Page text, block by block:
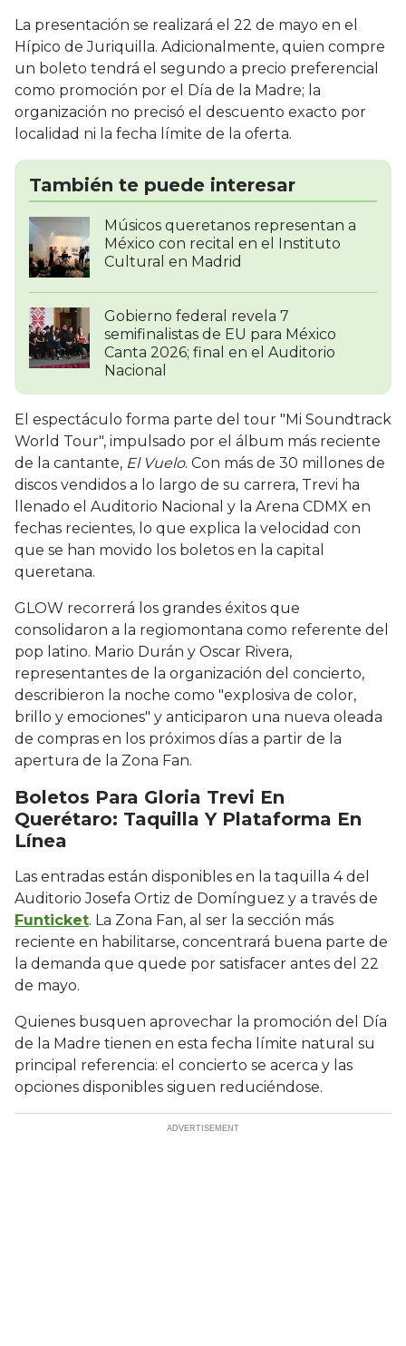
La presentación se realizará el 22 de mayo en el
Hípico de Juriquilla. Adicionalmente, quien compre
un boleto tendrá el segundo a precio preferencial
como promoción por el Día de la Madre; la
organización no precisó el descuento exacto por
localidad ni la fecha límite de la oferta.
También te puede interesar
Músicos queretanos representan a
México con recital en el Instituto
Cultural en Madrid
Gobierno federal revela 7
semifinalistas de EU para México
Canta 2026; final en el Auditorio
Nacional
El espectáculo forma parte del tour "Mi Soundtrack
World Tour", impulsado por el álbum más reciente
de la cantante, El Vuelo. Con más de 30 millones de
discos vendidos a lo largo de su carrera, Trevi ha
llenado el Auditorio Nacional y la Arena CDMX en
fechas recientes, lo que explica la velocidad con
que se han movido los boletos en la capital
queretana.
GLOW recorrerá los grandes éxitos que
consolidaron a la regiomontana como referente del
pop latino. Mario Durán y Oscar Rivera,
representantes de la organización del concierto,
describieron la noche como "explosiva de color,
brillo y emociones" y anticiparon una nueva oleada
de compras en los próximos días a partir de la
apertura de la Zona Fan.
Boletos Para Gloria Trevi En
Querétaro: Taquilla Y Plataforma En
Línea
Las entradas están disponibles en la taquilla 4 del
Auditorio Josefa Ortiz de Domínguez y a través de
Funticket. La Zona Fan, al ser la sección más
reciente en habilitarse, concentrará buena parte de
la demanda que quede por satisfacer antes del 22
de mayo.
Quienes busquen aprovechar la promoción del Día
de la Madre tienen en esta fecha límite natural su
principal referencia: el concierto se acerca y las
opciones disponibles siguen reduciéndose.